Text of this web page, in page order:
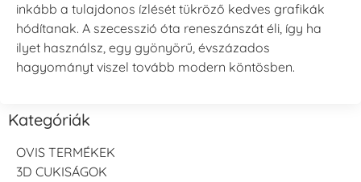
inkább a tulajdonos ízlését tükröző kedves grafikák
hódítanak. A szecesszió óta reneszánszát éli, így ha
ilyet használsz, egy gyönyörű, évszázados
hagyományt viszel tovább modern köntösben.
Kategóriák
OVIS TERMÉKEK
3D CUKISÁGOK